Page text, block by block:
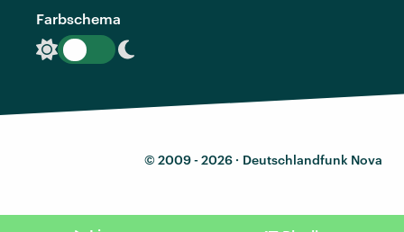
Farbschema
© 2009 - 2026 · Deutschlandfunk Nova